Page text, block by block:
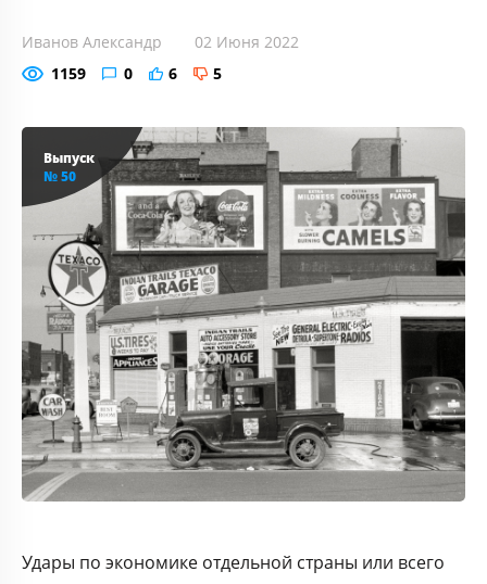
Иванов Александр
02 Июня 2022
1159
0 6 5
Выпуск
№ 50
Удары по экономике отдельной страны или всего